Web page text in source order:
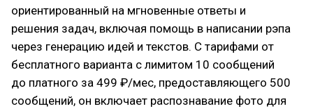
ориентированный на мгновенные ответы и
решения задач, включая помощь в написании рэпа
через генерацию идей и текстов. С тарифами от
бесплатного варианта с лимитом 10 сообщений
до платного за 499 ₽/мес, предоставляющего 500
сообщений, он включает распознавание фото для